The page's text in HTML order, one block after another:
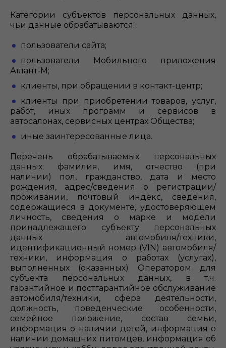
Категории субъектов персональных данных,
чьи данные обрабатываются:
пользователи сайта;
пользователи Мобильного приложения
Атлант-М;
клиенты, при обращении в контакт-центр;
клиенты при приобретении товаров, услуг,
работ, иных программ и сервисов в
автосалонах, сервисных центрах Общества;
иные заинтересованные лица.
Перечень обрабатываемых персональных
данных: фамилия, имя, отчество (при
наличии) пол, гражданство, дата и место
рождения, адрес/сведения о регистрации/
проживании, почтовый индекс, сведения,
содержащиеся в документе, удостоверяющем
личность, сведения о марке и модели
принадлежащего субъекту персональных
данных автомобиля/техники,
идентификационный номер (VIN) автомобиля/
техники, информация о работах (услугах),
выполненных (оказанных) Оператором для
субъекта персональных данных, в т.ч.
гарантийное и постгарантийное обслуживание
автомобиля/техники, сфера деятельности,
должность, поведенческие особенности,
семейное положение, состав семьи,
информация о наличии детей, информация о
наличии домашних питомцев, информация об